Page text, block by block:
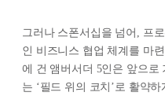
그러나 스폰서십을 넘어, 프
인 비즈니스 협업 체계를 마
에 건 앰버서더 5인은 앞으
는 ‘필드 위의 코치’로 활약하